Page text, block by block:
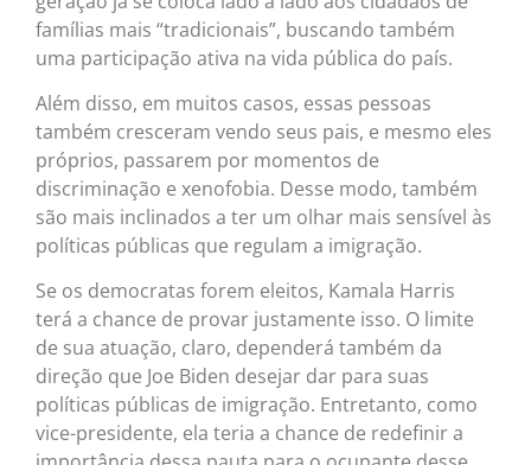
famílias mais “tradicionais”, buscando também
uma participação ativa na vida pública do país.
Além disso, em muitos casos, essas pessoas
também cresceram vendo seus pais, e mesmo eles
próprios, passarem por momentos de
discriminação e xenofobia. Desse modo, também
são mais inclinados a ter um olhar mais sensível às
políticas públicas que regulam a imigração.
Se os democratas forem eleitos, Kamala Harris
terá a chance de provar justamente isso. O limite
de sua atuação, claro, dependerá também da
direção que Joe Biden desejar dar para suas
políticas públicas de imigração. Entretanto, como
vice-presidente, ela teria a chance de redefinir a